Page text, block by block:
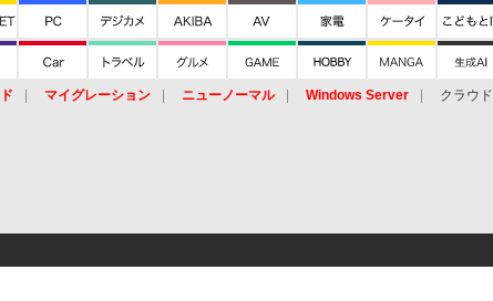
マイグレーション ニューノーマル Windows Server クラウド